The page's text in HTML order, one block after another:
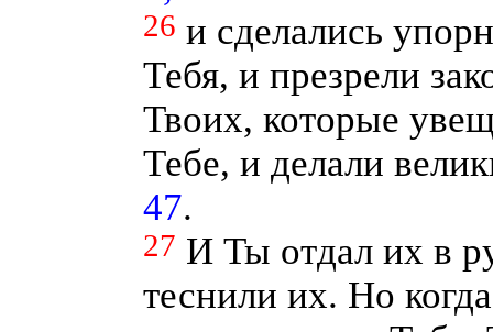
26 и сделались
Тебя, и презрели
Твоих, которые
Тебе, и делали
47.
27 И Ты отдал их в
теснили их. Но